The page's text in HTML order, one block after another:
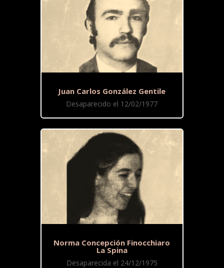
Juan Carlos González Gentile
Desaparecido el 12/02/1977
Norma Concepción Finocchiaro
La Spina
Desaparecida el 24/12/1975